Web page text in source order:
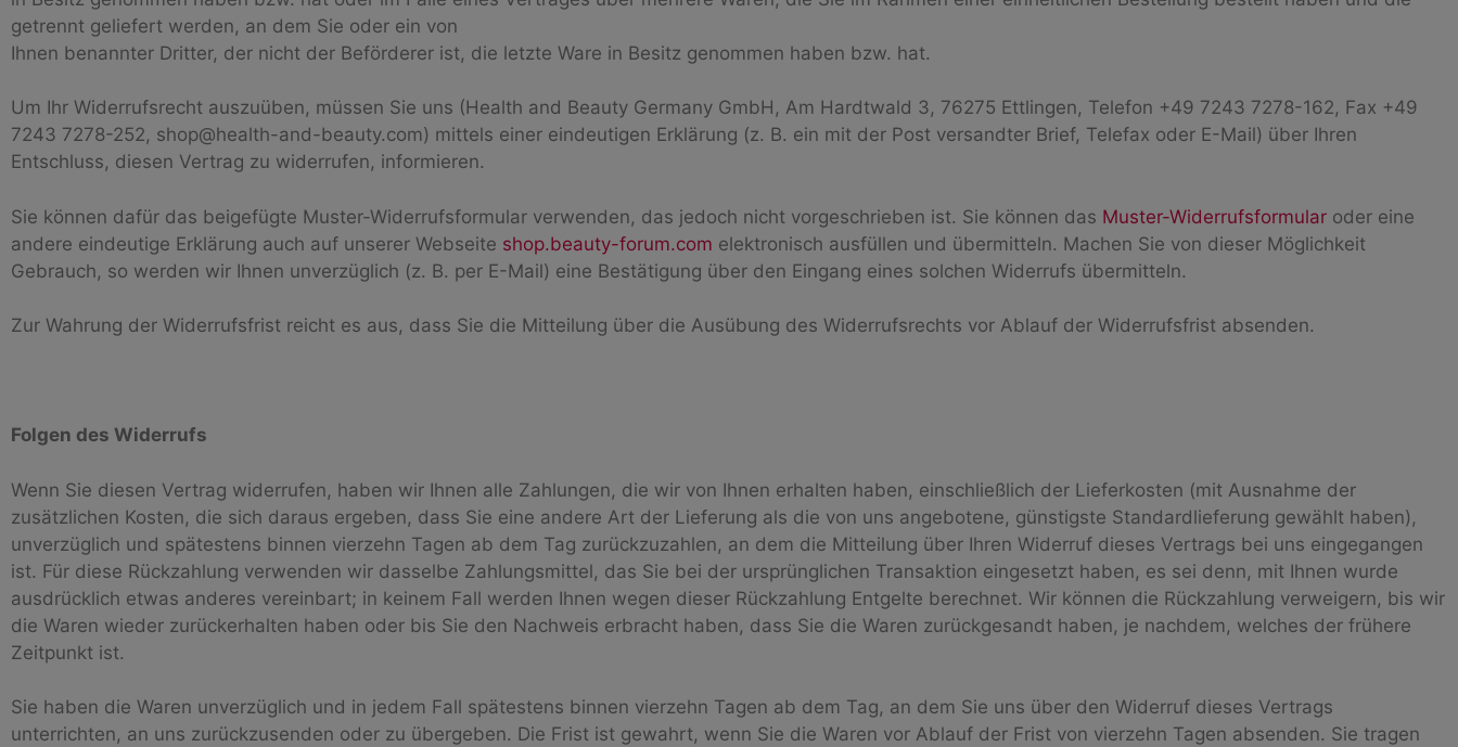
getrennt geliefert werden, an dem Sie oder ein von
Ihnen benannter Dritter, der nicht der Beförderer ist, die letzte Ware in Besitz genommen haben bzw. hat.
Um Ihr Widerrufsrecht auszuüben, müssen Sie uns (Health and Beauty Germany GmbH, Am Hardtwald 3, 76275 Ettlingen, Telefon +49 7243 7278-162, Fax +49
7243 7278-252, shop@health-and-beauty.com) mittels einer eindeutigen Erklärung (z. B. ein mit der Post versandter Brief, Telefax oder E-Mail) über Ihren
Entschluss, diesen Vertrag zu widerrufen, informieren.
Sie können dafür das beigefügte Muster-Widerrufsformular verwenden, das jedoch nicht vorgeschrieben ist. Sie können das Muster-Widerrufsformular oder eine
andere eindeutige Erklärung auch auf unserer Webseite shop.beauty-forum.com elektronisch ausfüllen und übermitteln. Machen Sie von dieser Möglichkeit
Gebrauch, so werden wir Ihnen unverzüglich (z. B. per E-Mail) eine Bestätigung über den Eingang eines solchen Widerrufs übermitteln.
Zur Wahrung der Widerrufsfrist reicht es aus, dass Sie die Mitteilung über die Ausübung des Widerrufsrechts vor Ablauf der Widerrufsfrist absenden.
Folgen des Widerrufs
Wenn Sie diesen Vertrag widerrufen, haben wir Ihnen alle Zahlungen, die wir von Ihnen erhalten haben, einschließlich der Lieferkosten (mit Ausnahme der
zusätzlichen Kosten, die sich daraus ergeben, dass Sie eine andere Art der Lieferung als die von uns angebotene, günstigste Standardlieferung gewählt haben),
unverzüglich und spätestens binnen vierzehn Tagen ab dem Tag zurückzuzahlen, an dem die Mitteilung über Ihren Widerruf dieses Vertrags bei uns eingegangen
ist. Für diese Rückzahlung verwenden wir dasselbe Zahlungsmittel, das Sie bei der ursprünglichen Transaktion eingesetzt haben, es sei denn, mit Ihnen wurde
ausdrücklich etwas anderes vereinbart; in keinem Fall werden Ihnen wegen dieser Rückzahlung Entgelte berechnet. Wir können die Rückzahlung verweigern, bis wir
die Waren wieder zurückerhalten haben oder bis Sie den Nachweis erbracht haben, dass Sie die Waren zurückgesandt haben, je nachdem, welches der frühere
Zeitpunkt ist.
Sie haben die Waren unverzüglich und in jedem Fall spätestens binnen vierzehn Tagen ab dem Tag, an dem Sie uns über den Widerruf dieses Vertrags
unterrichten, an uns zurückzusenden oder zu übergeben. Die Frist ist gewahrt, wenn Sie die Waren vor Ablauf der Frist von vierzehn Tagen absenden. Sie tragen